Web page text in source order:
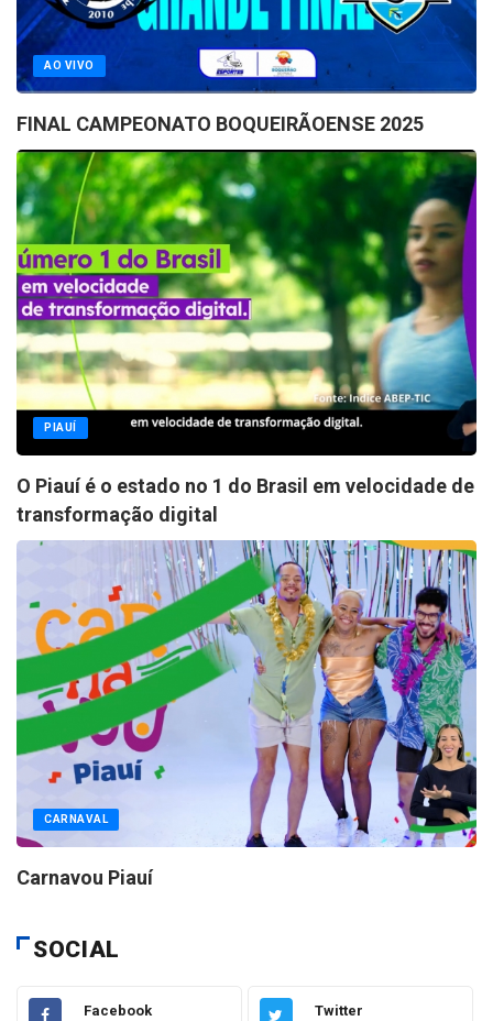
AO VIVO
FINAL CAMPEONATO BOQUEIRÃOENSE 2025
PIAUÍ
O Piauí é o estado no 1 do Brasil em velocidade de
transformação digital
CARNAVAL
Carnavou Piauí
SOCIAL
Facebook Twitter